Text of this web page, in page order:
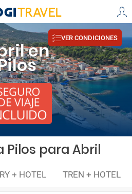
en
VER CONDICIONES
Pilos para Abril
+ HOTEL TREN + HOTEL